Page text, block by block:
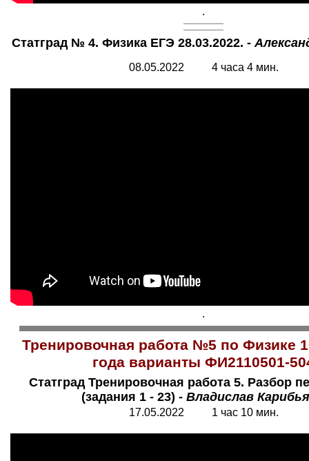
.
Статград № 4. Физика ЕГЭ 28.03.2022. -
08.05.2022 4 часа 4 мин.
.
Тренировочная работа №5 по Физике
года варианты ФИ2110501-
Статград Тренировочная работа 5. Разбор
(задания 1 - 23) - Владислав
17.05.2022 1 час 10 мин.